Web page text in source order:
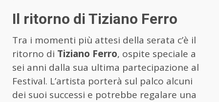
Il ritorno di Tiziano Ferro
Tra i momenti più attesi della serata c’è il
ritorno di Tiziano Ferro, ospite speciale a
sei anni dalla sua ultima partecipazione al
Festival. L’artista porterà sul palco alcuni
dei suoi successi e potrebbe regalare una